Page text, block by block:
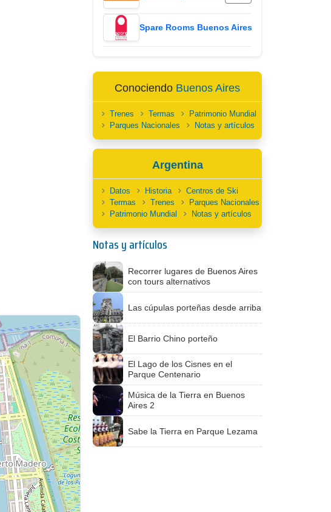
Spare Rooms Buenos Aires
Conociendo Buenos Aires
Trenes Termas
Patrimonio Mundial
Parques Nacionales
Notas y artículos
Argentina
Datos Historia
Centros de Ski
Termas
Trenes
Parques Nacionales
Patrimonio Mundial
Notas y artículos
Notas y artículos
Recorrer lugares de Buenos Aires
con tours alternativos
Las cúpulas porteñas desde arriba
El Barrio Chino porteño
El Lago de los Cisnes en el
Parque Centenario
Música de la Tierra en Buenos
Aires 2
Sabe la Tierra en Parque Lezama